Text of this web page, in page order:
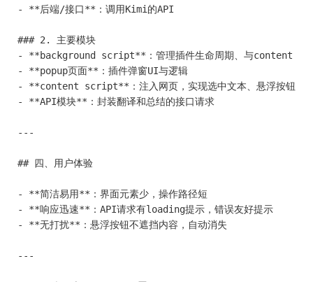
- **后端/接口**：调用Kimi的API
### 2. 主要模块
- **background script**：管理插件生命周期、与content
- **popup页面**：插件弹窗UI与逻辑
- **content script**：注入网页，实现选中文本、悬浮按钮、
- **API模块**：封装翻译和总结的接口请求
---
## 四、用户体验
- **简洁易用**：界面元素少，操作路径短
- **响应迅速**：API请求有loading提示，错误友好提示
- **无打扰**：悬浮按钮不遮挡内容，自动消失
---